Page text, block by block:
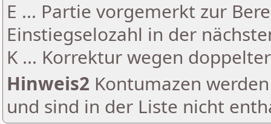
E ... Partie vorgemerkt zur
Einstiegselozahl in der
K ... Korrektur wegen
Hinweis2 Kontumazen
und sind in der Liste nicht